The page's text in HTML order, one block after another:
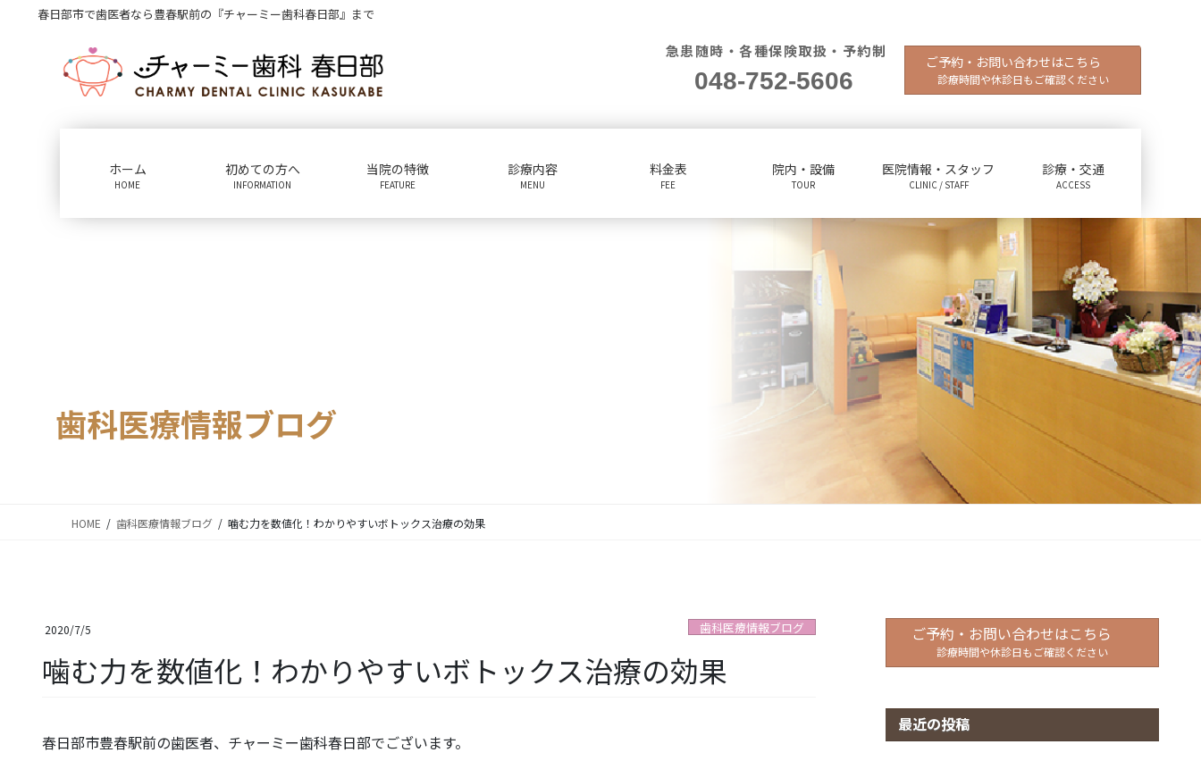
春日部市で歯医者なら豊春駅前の『チャーミー歯科春日部』まで
急患随時・各種保険取扱・予約制
048-752-5606
ご予約・お問い合わせはこちら
診療時間や休診日もご確認ください
ホーム
HOME
初めての方へ
INFORMATION
当院の特徴
FEATURE
診療内容
MENU
料金表
FEE
院内・設備
TOUR
医院情報・スタッフ
CLINIC / STAFF
診療・交通
ACCESS
歯科医療情報ブログ
HOME 歯科医療情報ブログ 噛む力を数値化！わかりやすいボトックス治療の効果
2020/7/5 歯科医療情報ブログ
噛む力を数値化！わかりやすいボトックス治療の効果
春日部市豊春駅前の歯医者、チャーミー歯科春日部でございます。
ご予約・お問い合わせはこちら
診療時間や休診日もご確認ください
最近の投稿